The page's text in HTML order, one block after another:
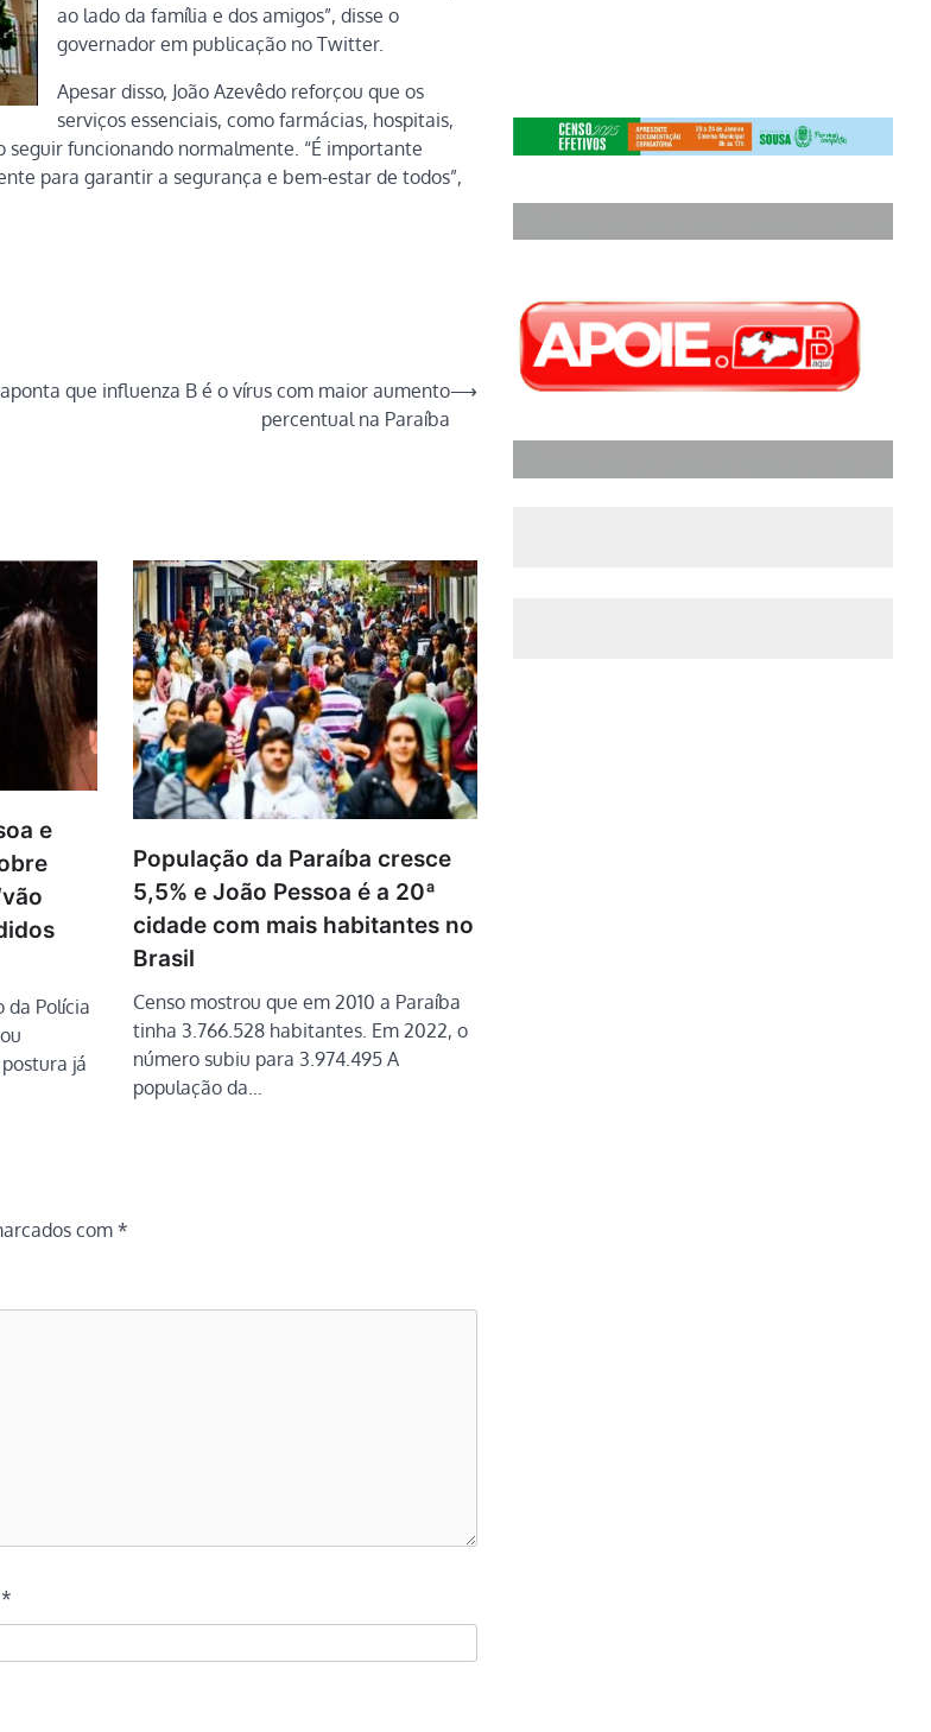
ao lado da família e dos amigos”, disse o
governador em publicação no Twitter.
Apesar disso, João Azevêdo reforçou que os
serviços essenciais, como farmácias, hospitais,
funcionando normalmente. “É importante
para garantir a segurança e bem-estar de todos”,
que influenza B é o vírus com maior aumento
percentual na Paraíba
⟶
e
Polícia
já
População da Paraíba cresce
5,5% e João Pessoa é a 20ª
cidade com mais habitantes no
Brasil
Censo mostrou que em 2010 a Paraíba
tinha 3.766.528 habitantes. Em 2022, o
número subiu para 3.974.495 A
população da…
com *
*